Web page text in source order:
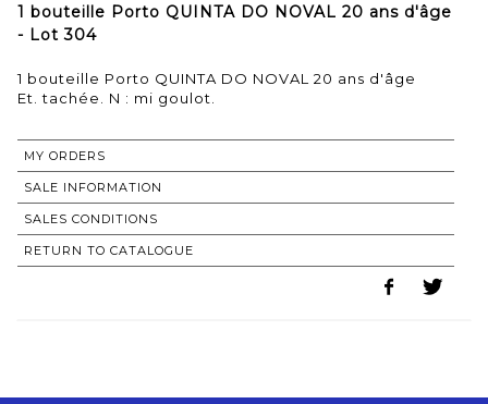
1 bouteille Porto QUINTA DO NOVAL 20 ans d'âge
- Lot 304
1 bouteille Porto QUINTA DO NOVAL 20 ans d'âge
MY ORDERS
SALE INFORMATION
SALES CONDITIONS
RETURN TO CATALOGUE